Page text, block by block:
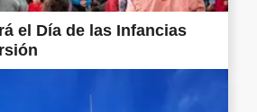
el Día de las Infancias